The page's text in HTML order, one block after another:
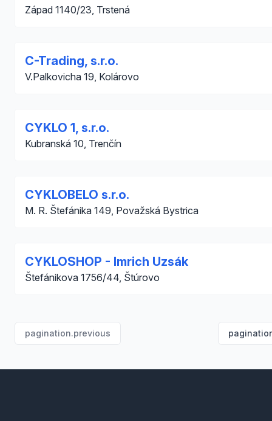
Západ 1140/23, Trstená
C-Trading, s.r.o.
V.Palkovicha 19, Kolárovo
CYKLO 1, s.r.o.
Kubranská 10, Trenčín
CYKLOBELO s.r.o.
M. R. Štefánika 149, Považská Bystrica
CYKLOSHOP - Imrich Uzsák
Štefánikova 1756/44, Štúrovo
pagination.previous